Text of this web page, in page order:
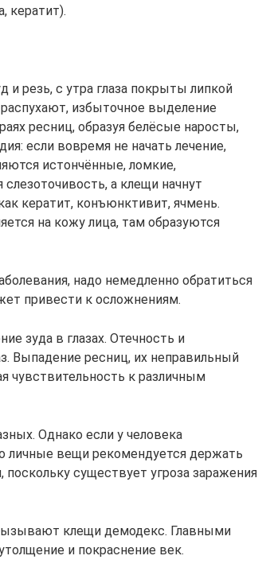
кератит).
резь, с утра глаза покрыты липкой
избыточное выделение
ресниц, образуя белёсые наросты,
если вовремя не начать лечение,
истончённые, ломкие,
а клещи начнут
кератит, конъюнктивит, ячмень.
на кожу лица, там образуются
надо немедленно обратиться
привести к осложнениям.
зуда в глазах. Отечность и
Выпадение ресниц, их неправильный
чувствительность к различным
Однако если у человека
личные вещи рекомендуется держать
существует угроза заражения
клещи демодекс. Главными
и покраснение век.